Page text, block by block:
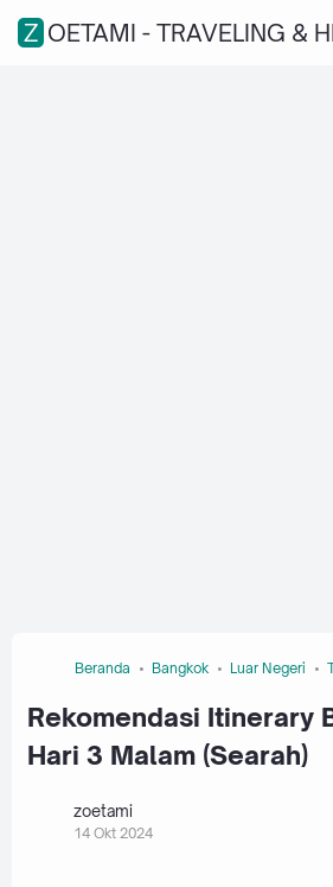
ZOETAMI - TRAVELING &
Beranda Bangkok Luar Negeri
Rekomendasi Itinerary
Hari 3 Malam (Searah)
zoetami
14 Okt 2024